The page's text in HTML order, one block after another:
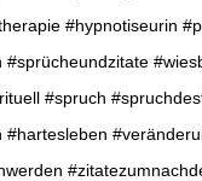
#hypnotiseurin
#spruch